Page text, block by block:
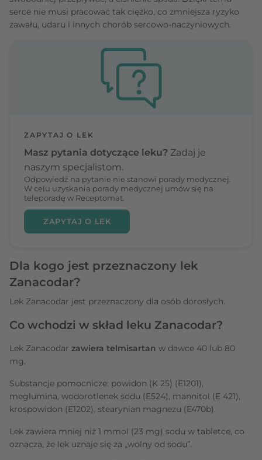
serce nie musi pracować tak ciężko, co zmniejsza ryzyko
zawału, udaru i innych chorób sercowo-naczyniowych.
ZAPYTAJ O LEK
Masz pytania dotyczące leku? Zadaj je
naszym specjalistom.
Odpowiedź na pytanie nie stanowi porady medycznej.
W celu uzyskania porady medycznej umów się na
teleporadę w Receptomat.
ZAPYTAJ O LEK
Dla kogo jest przeznaczony lek
Zanacodar?
Lek Zanacodar jest przeznaczony dla osób dorosłych.
Co wchodzi w skład leku Zanacodar?
Lek Zanacodar zawiera telmisartan w dawce 40 lub 80
mg.
Substancje pomocnicze: powidon (K 25) (E1201),
meglumina, wodorotlenek sodu (E524), mannitol (E 421),
krospowidon (E1202), stearynian magnezu (E470b).
Lek zawiera mniej niż 1 mmol (23 mg) sodu w tabletce, co
oznacza, że lek uznaje się za „wolny od sodu”.